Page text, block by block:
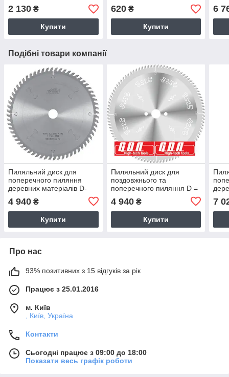
2 130 ₴
Купити
620₴
Купити
6
Подібні товари компанії
Пиляльний диск для
поперечного пиляння
деревних матеріалів D-
4 940 ₴
Купити
Пиляльний диск для
поздовжнього та
поперечного пиляння D =
4 940₴
Купити
7
Про нас
93% позитивних з 15 відгуків за рік
Працює з 25.01.2016
м. Київ
, Київ, Україна
Контакти
Сьогодні працює з 09:00 до 18:00
Показати весь графік роботи